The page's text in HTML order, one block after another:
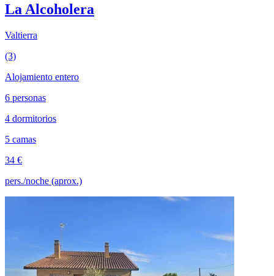
La Alcoholera
Valtierra
(3)
Alojamiento entero
6 personas
4 dormitorios
5 camas
34 €
pers./noche (aprox.)